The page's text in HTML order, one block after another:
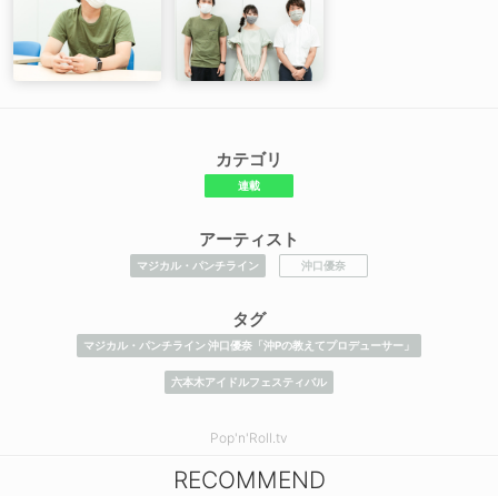
カテゴリ
連載
アーティスト
マジカル・パンチライン 沖口優奈
タグ
マジカル・パンチライン 沖口優奈「沖Pの教えてプロデューサー」
六本木アイドルフェスティバル
Pop'n'Roll.tv
RECOMMEND